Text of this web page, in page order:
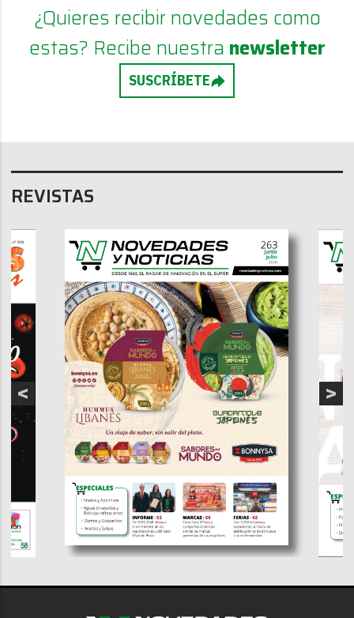
¿Quieres recibir novedades como
estas? Recibe nuestra newsletter
SUSCRÍBETE
REVISTAS